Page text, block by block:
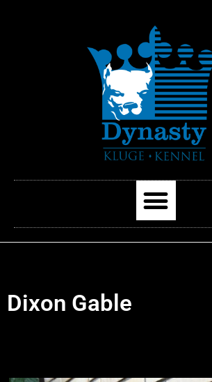
Dixon Gable